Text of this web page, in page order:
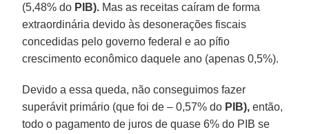
(5,48% do PIB). Mas as receitas caíram de forma
extraordinária devido às desonerações fiscais
concedidas pelo governo federal e ao pífio
crescimento econômico daquele ano (apenas 0,5%).
Devido a essa queda, não conseguimos fazer
superávit primário (que foi de – 0,57% do PIB), então,
todo o pagamento de juros de quase 6% do PIB se